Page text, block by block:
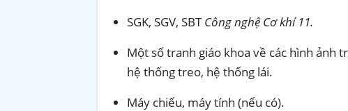
SGK, SGV, SBTCông nghệ Cơ khí 11.
Một số tranh giáo khoa về các hình ảnh
hệ thống treo, hệ thống lái.
Máy chiếu, máy tính (nếu có).